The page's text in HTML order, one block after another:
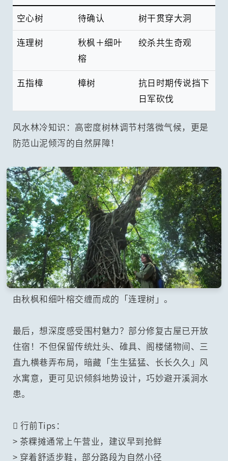
空心树 待确认
树干贯穿大洞
连理树
秋枫＋细叶
榕
绞杀共生奇观
五指樟 樟树
抗日时期传说挡下
日军砍伐
风水林冷知识：高密度树林调节村落微气候，更是
防范山泥倾泻的自然屏障！
由秋枫和细叶榕交缠而成的「连理树」。
最后，想深度感受围村魅力？部分修复古屋已开放
住宿！不但保留传统灶头、碓具、阁楼储物间、三
直九横巷弄布局，暗藏「生生猛猛、长长久久」风
水寓意，更可见识倾斜地势设计，巧妙避开溪涧水
患。
 行前Tips：
> 茶粿摊通常上午营业，建议早到抢鲜
> 穿着舒适步鞋，部分路段为自然小径